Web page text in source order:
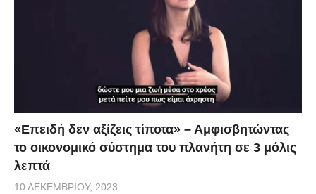
«Επειδή δεν αξίζεις τίποτα» – Αμφισβητώντας
το οικονομικό σύστημα του πλανήτη σε 3 μόλις
λεπτά
10 ΔΕΚΕΜΒΡΊΟΥ, 2023